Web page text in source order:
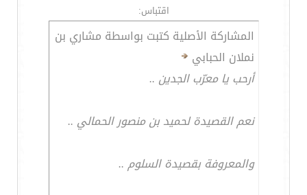
اقتباس:
المشاركة الأصلية كتبت بواسطة مشاري بن
نملان الحبابي
أرحب يا معرّب الجدين ..
نعم القصيدة لحميد بن منصور الحمالي ..
والمعروفة بقصيدة السلوم ..